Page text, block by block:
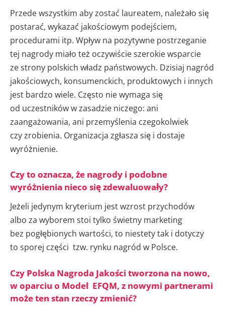
Przede wszystkim aby zostać laureatem, należało się
postarać, wykazać jakościowym podejściem,
procedurami itp. Wpływ na pozytywne postrzeganie
tej nagrody miało też oczywiście szerokie wsparcie
ze strony polskich władz państwowych. Dzisiaj nagród
jakościowych, konsumenckich, produktowych i innych
jest bardzo wiele. Często nie wymaga się
od uczestników w zasadzie niczego: ani
zaangażowania, ani przemyślenia czegokolwiek
czy zrobienia. Organizacja zgłasza się i dostaje
wyróżnienie.
Czy to oznacza, że nagrody i podobne
wyróżnienia nieco się zdewaluowały?
Jeżeli jedynym kryterium jest wzrost przychodów
albo za wyborem stoi tylko świetny marketing
bez pogłębionych wartości, to niestety tak i dotyczy
to sporej części tzw. rynku nagród w Polsce.
Czy Polska Nagroda Jakości tworzona na nowo,
w oparciu o Model EFQM, z nowymi partnerami
może ten stan rzeczy zmienić?